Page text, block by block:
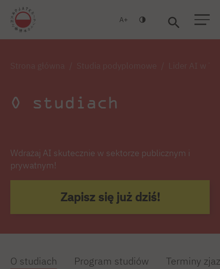
A
O studiach
Wdrażaj AI skutecznie w sektorze publicznym i
prywatnym!
Zapisz się już dziś!
O studiach Program studiów Terminy